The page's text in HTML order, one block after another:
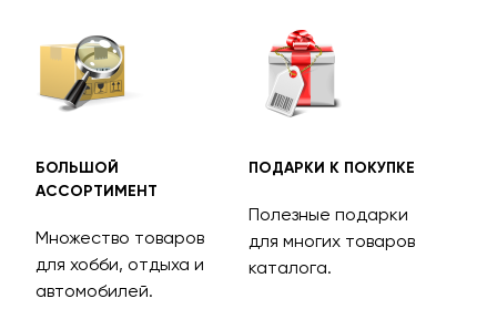
БОЛЬШОЙ
АССОРТИМЕНТ
Множество товаров
для хобби, отдыха и
автомобилей.
ПОДАРКИ К ПОКУПКЕ
Полезные подарки
для многих товаров
каталога.